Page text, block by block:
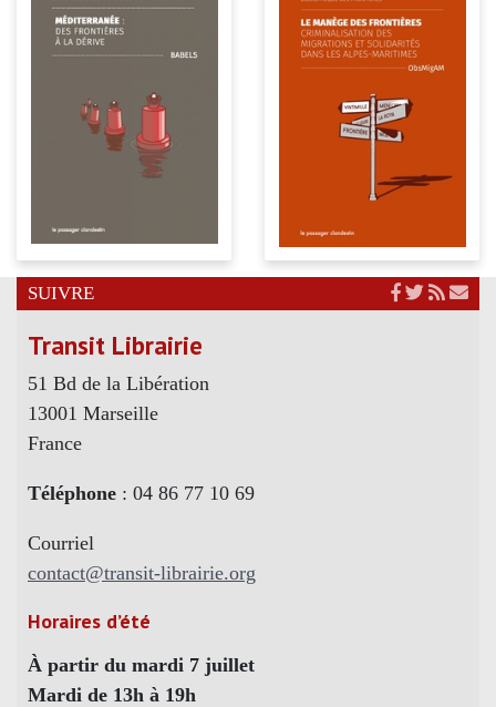
SUIVRE
Transit Librairie
51 Bd de la Libération
13001 Marseille
France
Téléphone : 04 86 77 10 69
Courriel
contact@transit-librairie.org
Horaires d’été
À partir du mardi 7 juillet
Mardi de 13h à 19h